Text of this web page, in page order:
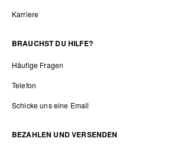
Karriere
BRAUCHST DU HILFE?
Häufige Fragen
Telefon
Schicke uns eine Email
BEZAHLEN UND VERSENDEN